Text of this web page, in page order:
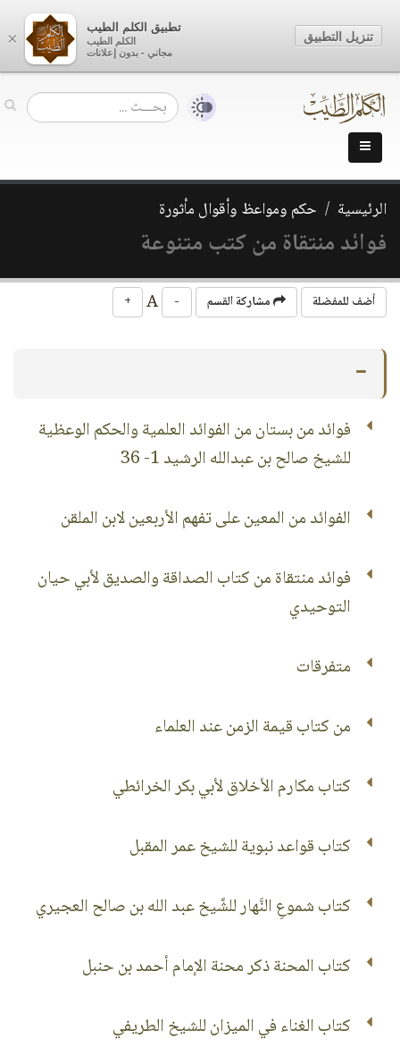
الرئيسية حكم ومواعظ وأقوال مأثورة
فوائد منتقاة من كتب متنوعة
أضف للمفضلة مشاركة القسم -
+
فوائد من بستان من الفوائد العلمية والحكم الوعظية
للشيخ صالح بن عبدالله الرشيد 1- 36
الفوائد من المعين على تفهم الأربعين لابن الملقن
فوائد منتقاة من كتاب الصداقة والصديق لأبي حيان
التوحيدي
متفرقات
من كتاب قيمة الزمن عند العلماء
كتاب مكارم الأخلاق لأبي بكر الخرائطي
كتاب قواعد نبوية للشيخ عمر المقبل
كتاب شموعِ النَّهار للشَّيخ عبد الله بن صالح العجيري
كتاب المحنة ذكر محنة الإمام أحمد بن حنبل
كتاب الغناء في الميزان للشيخ الطريفي
×
تطبيق الكلم الطيب
الكلم الطيب
مجاني - بدون إعلانات
تنزيل التطبيق